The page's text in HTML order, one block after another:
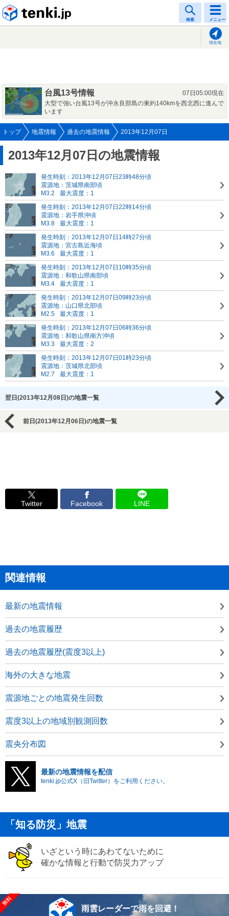
検索 メニュー
現在地
台風13号情報
07日05:00現在
大型で強い台風13号が沖永良部島の東約140kmを西北西に進んで
います
トップ 地震情報 過去の地震情報 2013年12月07日
2013年12月07日の地震情報
発生時刻：2013年12月07日23時48分頃
震源地：茨城県南部頃
M3.2
最大震度：1
発生時刻：2013年12月07日22時14分頃
震源地：岩手県沖頃
M3.8
最大震度：1
発生時刻：2013年12月07日14時27分頃
震源地：宮古島近海頃
M3.6
最大震度：1
発生時刻：2013年12月07日10時35分頃
震源地：和歌山県南部頃
M3.4
最大震度：1
発生時刻：2013年12月07日09時23分頃
震源地：山口県北部頃
M2.5
最大震度：1
発生時刻：2013年12月07日06時36分頃
震源地：和歌山県南方沖頃
M3.3
最大震度：2
発生時刻：2013年12月07日01時23分頃
震源地：茨城県北部頃
M2.7
最大震度：1
翌日(2013年12月08日)の地震一覧
前日(2013年12月06日)の地震一覧
Twitter Facebook LINE
関連情報
最新の地震情報
過去の地震履歴
過去の地震履歴(震度3以上)
海外の大きな地震
震源地ごとの地震発生回数
震度3以上の地域別観測回数
震央分布図
最新の地震情報を配信
tenki.jp公式X（旧Twitter）をご利用ください。
「知る防災」地震
いざという時にあわてないために
確かな情報と行動で防災力アップ
雨雲レーダーで雨を回避！